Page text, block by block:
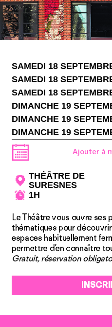
SAMEDI 18
SAMEDI 18
SAMEDI 18
DIMANCHE 19
DIMANCHE 19
DIMANCHE 19
Ajouter à
THÉÂTRE DE
SURESNES
1H
Le Théâtre vous ouvre
thématiques pour
espaces habituellement
permettre d’en connaître
Gratuit, réservation